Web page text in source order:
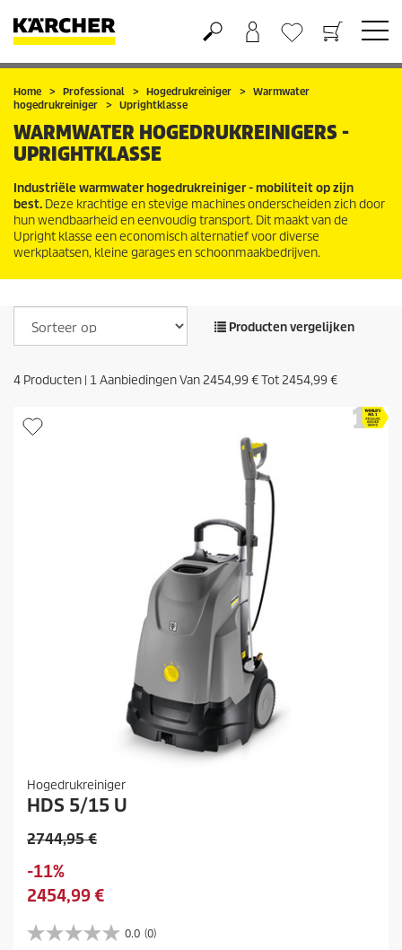
Boodschappenmandje
Verlanglijstje
Home Professional Hogedrukreiniger
Warmwater
hogedrukreiniger
Uprightklasse
WARMWATER HOGEDRUKREINIGERS -
UPRIGHTKLASSE
Industriële warmwater hogedrukreiniger - mobiliteit op zijn
best. Deze krachtige en stevige machines onderscheiden zich door
hun wendbaarheid en eenvoudig transport. Dit maakt van de
Upright klasse een economisch alternatief voor diverse
werkplaatsen, kleine garages en schoonmaakbedrijven.
Producten vergelijken
4 Producten | 1Aanbiedingen Van 2454,99 €Tot 2454,99 €
Hogedrukreiniger
HDS 5/15 U
O
d
e
r
2744,95 €
O
p
l
-11%
H
i
2454,99 €
0.0 (0)
0